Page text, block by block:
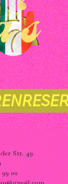
Str. 49
99 00